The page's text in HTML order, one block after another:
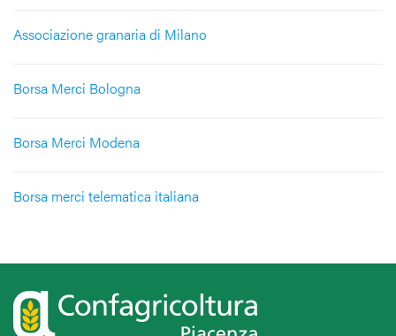
Associazione granaria di Milano
Borsa Merci Bologna
Borsa Merci Modena
Borsa merci telematica italiana